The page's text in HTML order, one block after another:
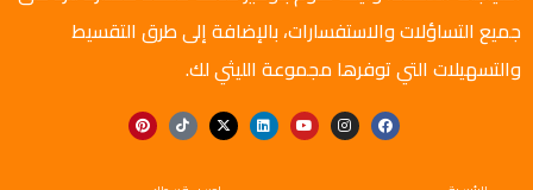
جميع التساؤلات والاستفسارات، بالإضافة إلى طرق التقسيط
والتسهيلات التي توفرها مجموعة الليثي لك.